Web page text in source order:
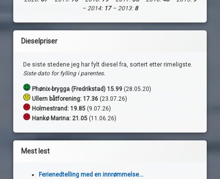
– 2014: 17– 2013: 8
Dieselpriser
De siste stedene jeg har fylt diesel fra, sortert etter rimeligste.
Siste dato for fylling i parentes.
Phønix-brygga (Fredrikstad) 15.99 (28.05.20)
Ullern båtforening: 17.36 (23.07.26)
Holmestrand: 19.85 (9.07.26)
Hankø Marina: 21.05 (11.06.26)
Mest lest
Ferienedtelling med en innrømmelse...